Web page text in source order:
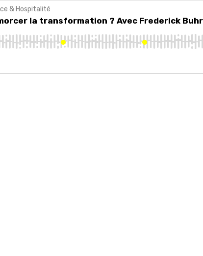
la transformation ? Avec Frederick Buhr | Épisode 182
& Hospitalité
la transformation ? Avec Frederick